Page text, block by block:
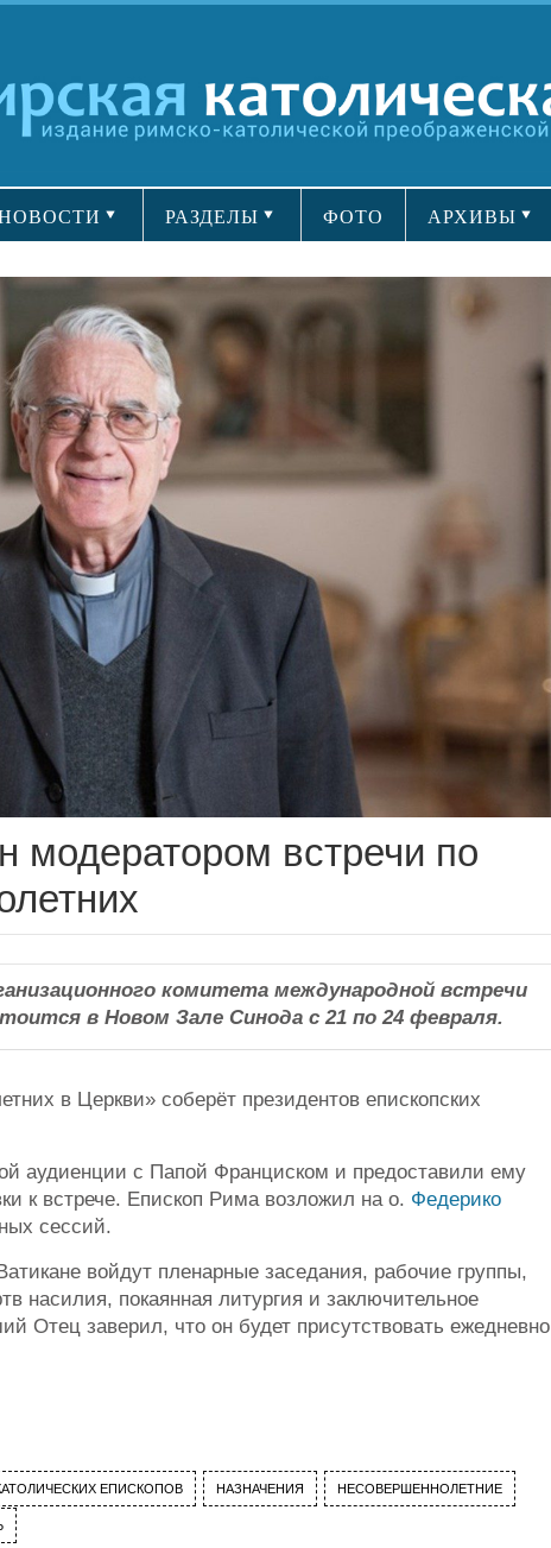
РАЗДЕЛЫ ФОТО АРХИВЫ
модератором встречи по
комитета международной встречи
в Новом Зале Синода с 21 по 24 февраля.
в Церкви» соберёт президентов епископских
аудиенции с Папой Франциском и предоставили ему
к встрече. Епископ Рима возложил на о. Федерико
сессий.
войдут пленарные заседания, рабочие группы,
насилия, покаянная литургия и заключительное
Отец заверил, что он будет присутствовать ежедневно
ЕПИСКОПОВ НАЗНАЧЕНИЯ НЕСОВЕРШЕННОЛЕТНИЕ